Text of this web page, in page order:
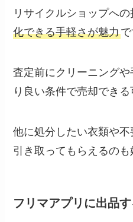
リサイクルショップへ
化できる手軽さが魅力で
査定前にクリーニング
り良い条件で売却できる
他に処分したい衣類や
引き取ってもらえるのも
フリマアプリに出品す